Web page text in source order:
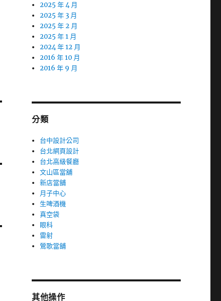
2025 年 4 月
2025 年 3 月
2025 年 2 月
2025 年 1 月
2024 年 12 月
2016 年 10 月
2016 年 9 月
分類
台中設計公司
台北網頁設計
台北高級餐廳
文山區當舖
新店當舖
月子中心
生啤酒機
真空袋
眼科
雷射
鶯歌當舖
其他操作